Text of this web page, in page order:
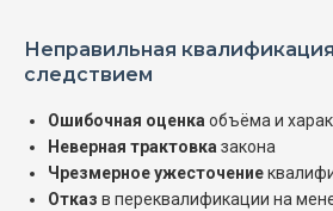
Неправильная
следствием
Ошибочная оценка объёма и
Неверная трактовка закона
Чрезмерное ужесточение
Отказ в переквалификации на